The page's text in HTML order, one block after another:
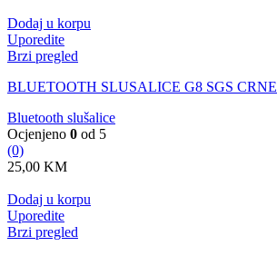
Dodaj u korpu
Uporedite
Brzi pregled
BLUETOOTH SLUSALICE G8 SGS CRNE
Bluetooth slušalice
Ocjenjeno 0 od 5
(0)
25,00 KM
Dodaj u korpu
Uporedite
Brzi pregled